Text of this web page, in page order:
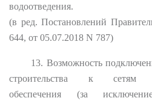
водоотведения.
(в ред. Постановлений
644, от 05.07.2018 N 787)
13. Возможность
строительства к сетям
обеспечения (за